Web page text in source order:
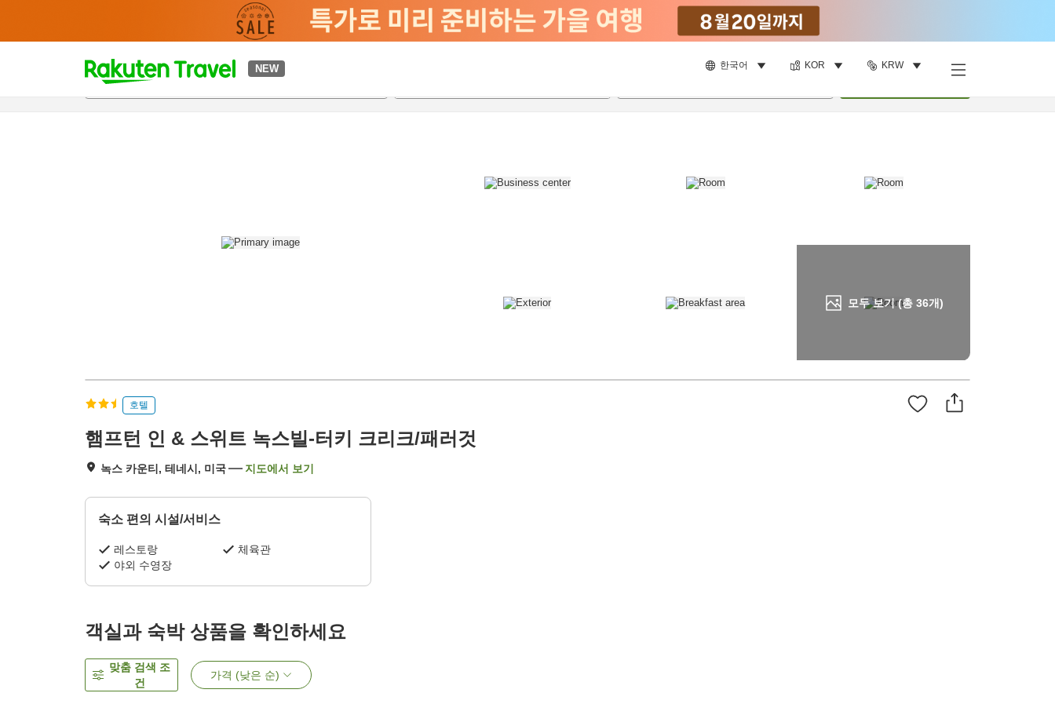
NEW 한국어 KOR KRW
t
p
모두 보기 (총 36개)
개요객실 & 숙박 상품이용 후기 편의 시설/서비스
호텔
햄프턴 인 & 스위트 녹스빌-터키 크리크/패러것
녹스 카운티, 테네시, 미국 지도에서 보기
숙소 편의 시설/서비스
레스토랑
체육관
야외 수영장
객실과 숙박 상품을 확인하세요
맞춤 검색 조
건
가격 (낮은 순)